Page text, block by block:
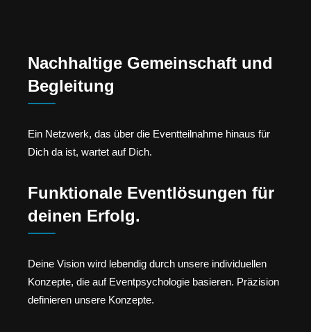
Nachhaltige Gemeinschaft und
Begleitung
Ein Netzwerk, das über die Eventteilnahme hinaus für
Dich da ist, wartet auf Dich.
Funktionale Eventlösungen für
deinen Erfolg.
Deine Vision wird lebendig durch unsere individuellen
Konzepte, die auf Eventpsychologie basieren. Präzision
definieren unsere Konzepte.